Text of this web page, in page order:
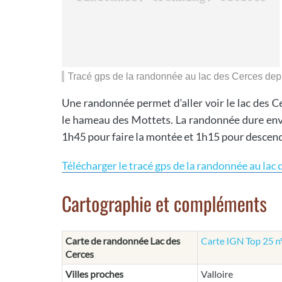
Tracé gps de la randonnée au lac des Cerces
Une randonnée permet d'aller voir le lac des
le hameau des Mottets. La randonnée dure
1h45 pour faire la montée et 1h15 pour
Télécharger le tracé gps de la randonnée au lac
Cartographie et compléments
Carte de randonnée Lac des
Cerces
Carte IGN Top 25
Villes proches
Valloire